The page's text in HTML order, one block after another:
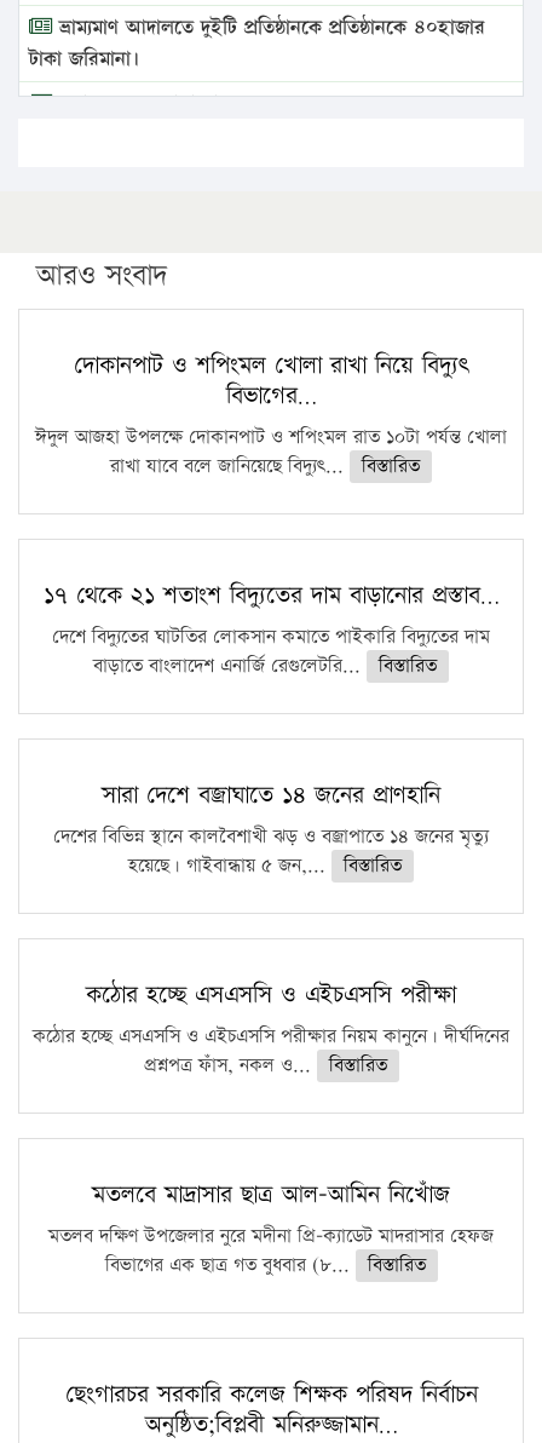
ভ্রাম্যমাণ আদালতে দুইটি প্রতিষ্ঠানকে প্রতিষ্ঠানকে ৪০হাজার
টাকা জরিমানা।
এবার লঞ্চের ভাড়া বাড়ল
পিএইচডি করছেন কুয়েটের কৃতি…
সারা দেশে বজ্রাঘাতে ১৪ জনের প্রাণহানি
কঠোর হচ্ছে এসএসসি ও এইচএসসি পরীক্ষা
ফরিদগঞ্জে আগুনে পুড়লো ৬ ব্যবসা প্রতিষ্ঠান
আরও সংবাদ
দোকানপাট ও শপিংমল খোলা রাখা নিয়ে বিদ্যুৎ
বিভাগের…
ঈদুল আজহা উপলক্ষে দোকানপাট ও শপিংমল রাত ১০টা পর্যন্ত খোলা
রাখা যাবে বলে জানিয়েছে বিদ্যুৎ...
বিস্তারিত
১৭ থেকে ২১ শতাংশ বিদ্যুতের দাম বাড়ানোর প্রস্তাব…
দেশে বিদ্যুতের ঘাটতির লোকসান কমাতে পাইকারি বিদ্যুতের দাম
বাড়াতে বাংলাদেশ এনার্জি রেগুলেটরি...
বিস্তারিত
সারা দেশে বজ্রাঘাতে ১৪ জনের প্রাণহানি
দেশের বিভিন্ন স্থানে কালবৈশাখী ঝড় ও বজ্রাপাতে ১৪ জনের মৃত্যু
হয়েছে। গাইবান্ধায় ৫ জন,...
বিস্তারিত
কঠোর হচ্ছে এসএসসি ও এইচএসসি পরীক্ষা
কঠোর হচ্ছে এসএসসি ও এইচএসসি পরীক্ষার নিয়ম কানুনে। দীর্ঘদিনের
প্রশ্নপত্র ফাঁস, নকল ও...
বিস্তারিত
মতলবে মাদ্রাসার ছাত্র আল-আমিন নিখোঁজ
মতলব দক্ষিণ উপজেলার নুরে মদীনা প্রি-ক্যাডেট মাদরাসার হেফজ
বিভাগের এক ছাত্র গত বুধবার (৮...
বিস্তারিত
ছেংগারচর সরকারি কলেজ শিক্ষক পরিষদ নির্বাচন
অনুষ্ঠিত;বিপ্লবী মনিরুজ্জামান…